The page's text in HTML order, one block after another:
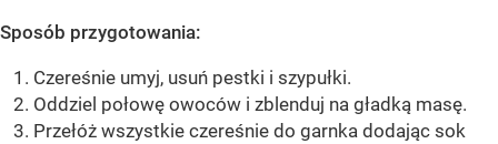
Sposób przygotowania:
Czereśnie umyj, usuń pestki i szypułki.
Oddziel połowę owoców i zblenduj na gładką masę.
Przełóż wszystkie czereśnie do garnka dodając sok